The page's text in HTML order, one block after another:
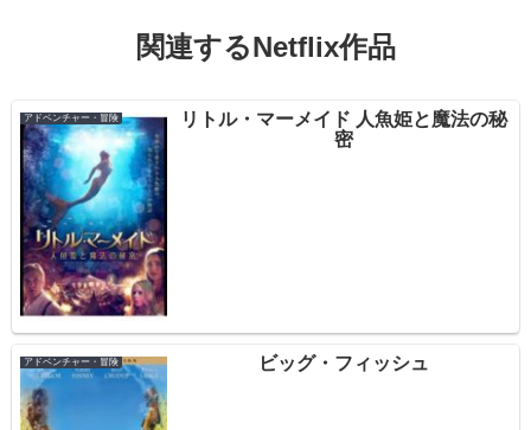
関連するNetflix作品
アドベンチャー・冒険
リトル・マーメイド 人魚姫と魔法の秘
密
アドベンチャー・冒険 ビッグ・フィッシュ